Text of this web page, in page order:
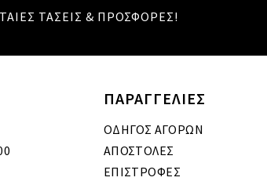
ΤΑΣΕΙΣ & ΠΡΟΣΦΟΡΕΣ!
ΠΑΡΑΓΓΕΛΙΕΣ
ΟΔΗΓΟΣ ΑΓΟΡΩΝ
ΑΠΟΣΤΟΛΕΣ
ΕΠΙΣΤΡΟΦΕΣ